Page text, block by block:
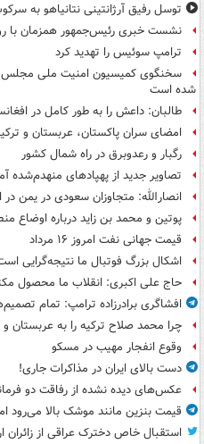
توسل رفیق آرژانتینی نتانیاهو به
نشست خبری رئیس‌جمهور همزمان با
ترامپ سوئیس را تهدید کرد
سخنگوی کمیسیون امنیت ملی
شده است
طالبان: داعش را به طور کامل در
امضای سران پاکستان، عربستان و
رگبار و رعدوبرق در راه شمال کشور
تصاویر جدید از پهپادهای منهدم‌شده
انصارالله: متجاوزان سعودی در یمن در
پوتین و محمد بن زاید درباره اوضاع
قیمت جهانی نفت امروز ۱۶ مرداد
اشکال بزرگ فوتبال ما نتیجه‌گرایی
حاج علی اکبری: انقلاب ما محصول
افشاگری برادرزاده ترامپ: تمام
چرا محمد صلاح ترکیه را به عربستان و
وقوع انفجار مهیب در مسکو
دست بالای ایران در مذاکرات جاری!
عکس‌های دیده نشده از رفاقت دو
قیمت بنزین مانند موشک بالا می‌رود
استقبال خاص دخترک عراقی از زائران